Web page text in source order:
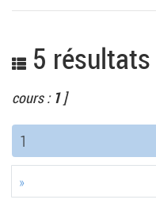
5 résultats
cours : 1]
1
»